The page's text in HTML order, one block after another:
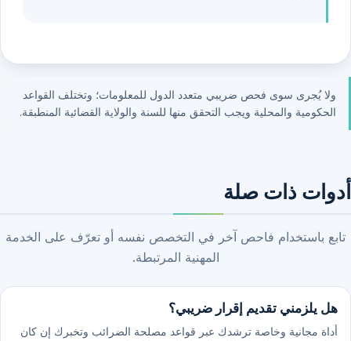
ولا يُجرى سوى فحص ضريبي متعدد الدول للمعلومات؛ وتختلف القواعد
الحكومية والمحلية ويجب التحقق منها للسنة والولاية القضائية المنطبقة.
أدوات ذات صلة
تابع باستخدام فاحص آخر في التخصص نفسه أو تعرّف على الخدمة
المهنية المرتبطة.
هل يلزمني تقديم إقرار ضريبي؟
أداة مجانية وخاصة ترشدك عبر قواعد مصلحة الضرائب وتخبرك إن كان